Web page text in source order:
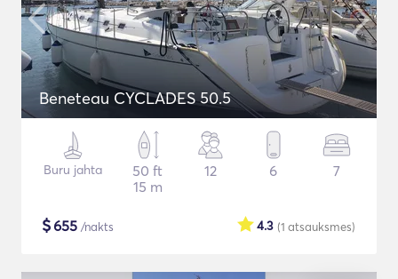
Beneteau CYCLADES 50.5
Buru jahta
50 ft
15 m
12 6 7
$655 /nakts (1 atsauksmes)
4.3